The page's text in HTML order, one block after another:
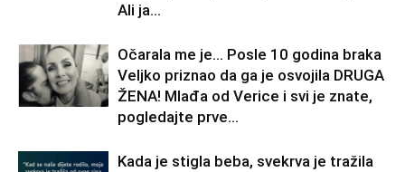
Ali ja...
Očarala me je… Posle 10 godina braka
Veljko priznao da ga je osvojila DRUGA
ŽENA! Mlađa od Verice i svi je znate,
pogledajte prve...
Kada je stigla beba, svekrva je tražila